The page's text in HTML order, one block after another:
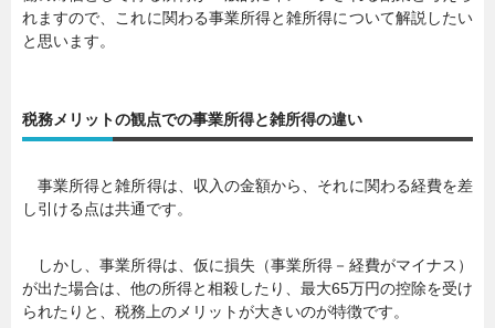
れますので、これに関わる事業所得と雑所得について解説したい
と思います。
税務メリットの観点での事業所得と雑所得の違い
事業所得と雑所得は、収入の金額から、それに関わる経費を差
し引ける点は共通です。
しかし、事業所得は、仮に損失（事業所得－経費がマイナス）
が出た場合は、他の所得と相殺したり、最大65万円の控除を受け
られたりと、税務上のメリットが大きいのが特徴です。